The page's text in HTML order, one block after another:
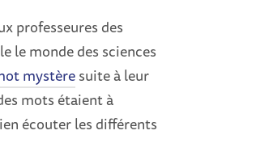
professeures des
le monde des sciences
mystèresuite à leur
mots étaient à
écouter les différents